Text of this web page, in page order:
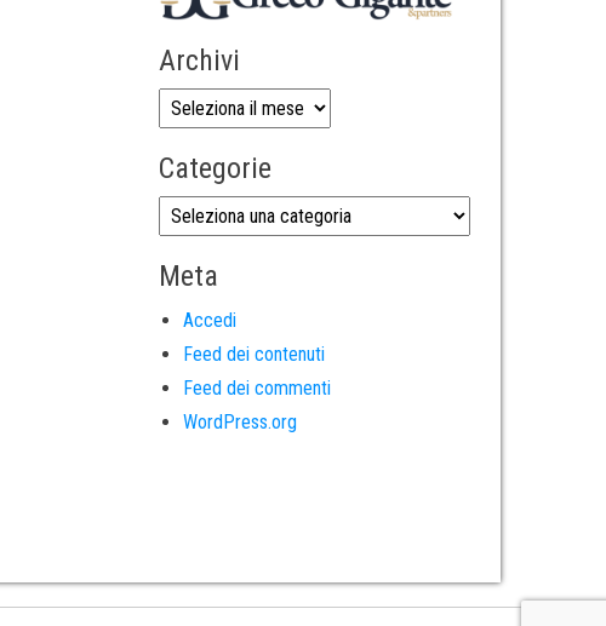
Archivi
Categorie
Meta
Accedi
Feed dei contenuti
Feed dei commenti
WordPress.org